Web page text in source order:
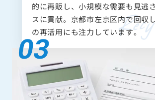
的に再販し、小規模な需要も見逃
スに貢献。京都市左京区内で回収
の再活用にも注力しています。